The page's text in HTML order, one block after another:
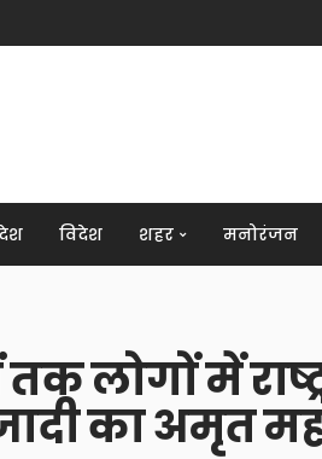
विदेश शहर मनोरंजन
लोगों में
का अमृत